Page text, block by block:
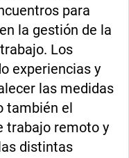
para
la gestión de la
Los
experiencias y
las medidas
también el
trabajo remoto y
distintas